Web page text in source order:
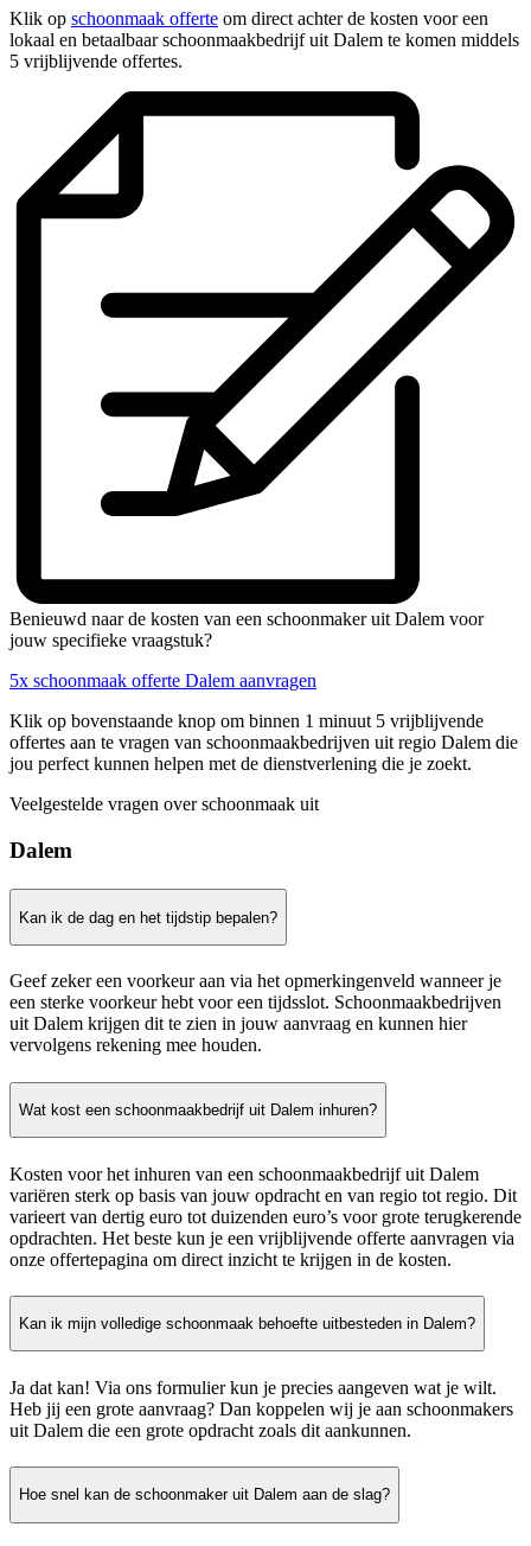
Klik op schoonmaak offerte om direct achter de kosten voor een
lokaal en betaalbaar schoonmaakbedrijf uit Dalem te komen middels
5 vrijblijvende offertes.
Benieuwd naar de kosten van een schoonmaker uit Dalem voor
jouw specifieke vraagstuk?
5x schoonmaak offerte Dalem aanvragen
Klik op bovenstaande knop om binnen 1 minuut 5 vrijblijvende
offertes aan te vragen van schoonmaakbedrijven uit regio Dalem die
jou perfect kunnen helpen met de dienstverlening die je zoekt.
Veelgestelde vragen over schoonmaak uit
Dalem
Kan ik de dag en het tijdstip bepalen?
Geef zeker een voorkeur aan via het opmerkingenveld wanneer je
een sterke voorkeur hebt voor een tijdsslot. Schoonmaakbedrijven
uit Dalem krijgen dit te zien in jouw aanvraag en kunnen hier
vervolgens rekening mee houden.
Wat kost een schoonmaakbedrijf uit Dalem inhuren?
Kosten voor het inhuren van een schoonmaakbedrijf uit Dalem
variëren sterk op basis van jouw opdracht en van regio tot regio. Dit
varieert van dertig euro tot duizenden euro’s voor grote terugkerende
opdrachten. Het beste kun je een vrijblijvende offerte aanvragen via
onze offertepagina om direct inzicht te krijgen in de kosten.
Kan ik mijn volledige schoonmaak behoefte uitbesteden in Dalem?
Ja dat kan! Via ons formulier kun je precies aangeven wat je wilt.
Heb jij een grote aanvraag? Dan koppelen wij je aan schoonmakers
uit Dalem die een grote opdracht zoals dit aankunnen.
Hoe snel kan de schoonmaker uit Dalem aan de slag?